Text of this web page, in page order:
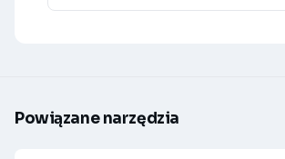
Powiązane narzędzia